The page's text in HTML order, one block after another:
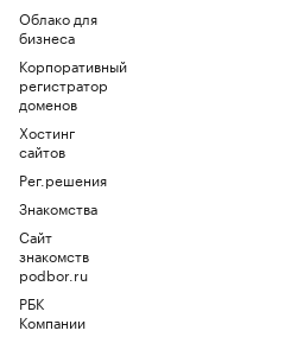
Облако для
бизнеса
Корпоративный
регистратор
доменов
Хостинг
сайтов
Рег.решения
Знакомства
Сайт
знакомств
podbor.ru
РБК
Компании